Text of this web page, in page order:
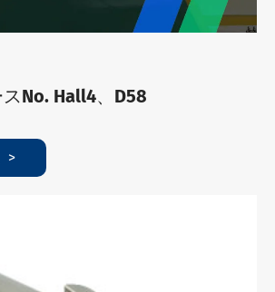
スNo. Hall4、D58
>